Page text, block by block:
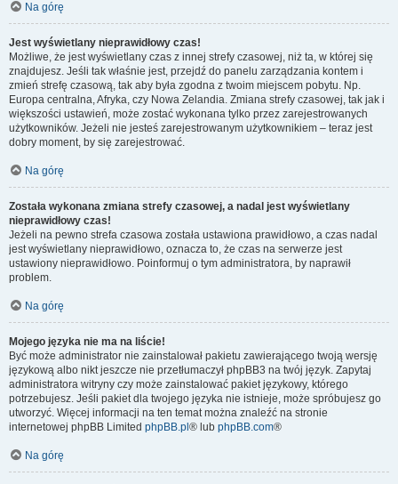
Na górę
Jest wyświetlany nieprawidłowy czas!
Możliwe, że jest wyświetlany czas z innej strefy czasowej, niż ta, w której się
znajdujesz. Jeśli tak właśnie jest, przejdź do panelu zarządzania kontem i
zmień strefę czasową, tak aby była zgodna z twoim miejscem pobytu. Np.
Europa centralna, Afryka, czy Nowa Zelandia. Zmiana strefy czasowej, tak jak i
większości ustawień, może zostać wykonana tylko przez zarejestrowanych
użytkowników. Jeżeli nie jesteś zarejestrowanym użytkownikiem – teraz jest
dobry moment, by się zarejestrować.
Na górę
Została wykonana zmiana strefy czasowej, a nadal jest wyświetlany
nieprawidłowy czas!
Jeżeli na pewno strefa czasowa została ustawiona prawidłowo, a czas nadal
jest wyświetlany nieprawidłowo, oznacza to, że czas na serwerze jest
ustawiony nieprawidłowo. Poinformuj o tym administratora, by naprawił
problem.
Na górę
Mojego języka nie ma na liście!
Być może administrator nie zainstalował pakietu zawierającego twoją wersję
językową albo nikt jeszcze nie przetłumaczył phpBB3 na twój język. Zapytaj
administratora witryny czy może zainstalować pakiet językowy, którego
potrzebujesz. Jeśli pakiet dla twojego języka nie istnieje, może spróbujesz go
utworzyć. Więcej informacji na ten temat można znaleźć na stronie
internetowej phpBB Limited phpBB.pl ® lub phpBB.com®
Na górę